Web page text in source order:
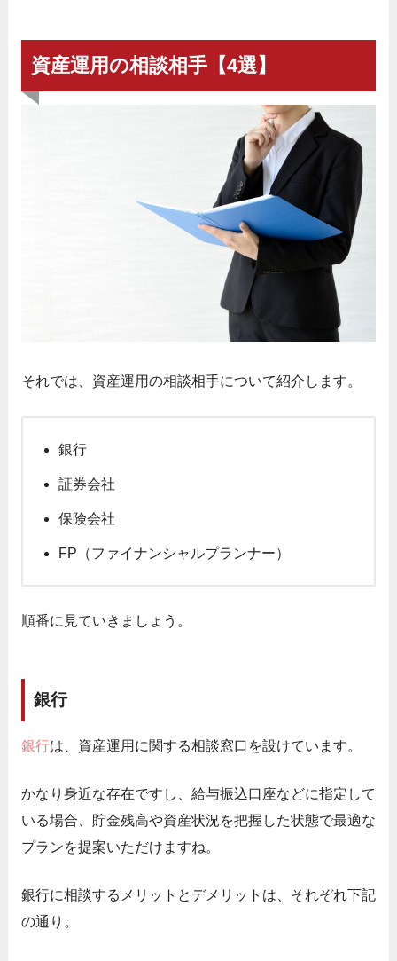
資産運用の相談相手【4選】
それでは、資産運用の相談相手について紹介します。
銀行
証券会社
保険会社
FP（ファイナンシャルプランナー）
順番に見ていきましょう。
銀行
銀行は、資産運用に関する相談窓口を設けています。
かなり身近な存在ですし、給与振込口座などに指定して
いる場合、貯金残高や資産状況を把握した状態で最適な
プランを提案いただけますね。
銀行に相談するメリットとデメリットは、それぞれ下記
の通り。